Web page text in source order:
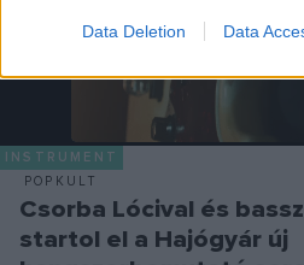
Data Deletion Data
INSTRUMENT
POPKULT
Csorba Lócival és
startol el a Hajógyár új